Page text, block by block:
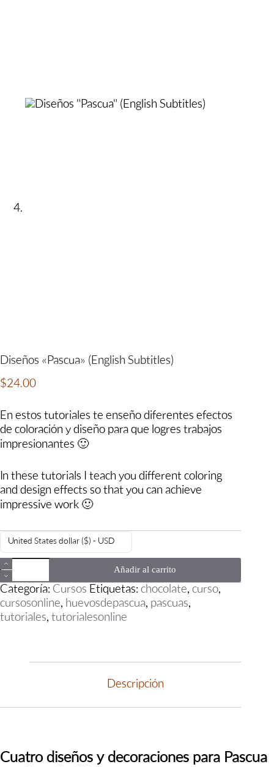
Diseños «Pascua» (English Subtitles)
$24.00
En estos tutoriales te enseño diferentes efectos
de coloración y diseño para que logres trabajos
impresionantes 🙂
In these tutorials I teach you different coloring
and design effects so that you can achieve
impressive work 🙂
United States dollar ($) - USD
Añadir al carrito
Categoría: Cursos Etiquetas: chocolate, curso,
cursosonline, huevosdepascua, pascuas,
tutoriales, tutorialesonline
Descripción
Cuatro diseños y decoraciones para Pascua